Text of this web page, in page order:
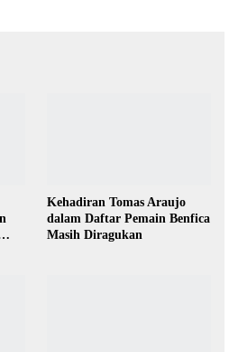
Kehadiran Tomas Araujo
dalam Daftar Pemain Benfica
Masih Diragukan